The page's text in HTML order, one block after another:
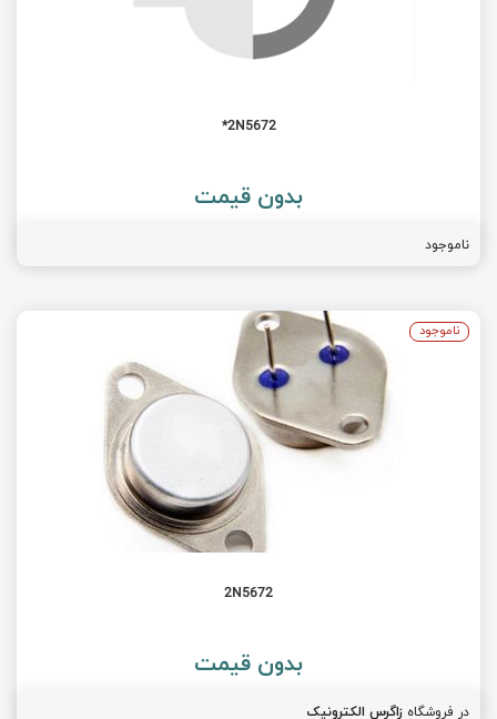
2N5672*
بدون قیمت
ناموجود
2N5672
بدون قیمت
در فروشگاه زاگرس الکترونیک
ناموجود